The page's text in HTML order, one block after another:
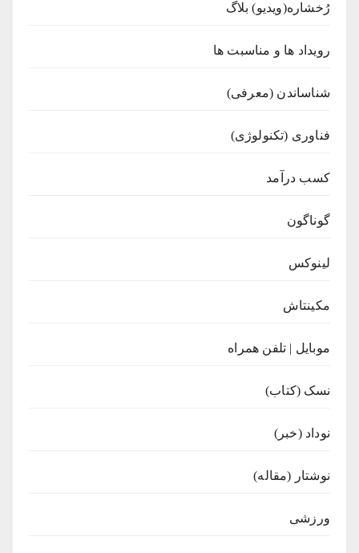
رُخشاره(ویدیو) بلاگ
رویداد ها و مناسبت ها
شناساندن (معرفی)
فناوری (تکنولوژی)
کسب درآمد
گوناگون
لینوکس
مکینتاش
موبایل | تلفن همراه
نسک (کتاب)
نوداد (خبر)
نوشتار (مقاله)
ورزشی